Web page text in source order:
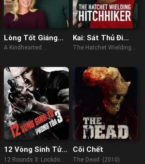
Lòng Tốt Giáng
Sinh
A Kindhearted
Kai: Sát Thủ Đi
Nhờ Xe
The Hatchet Wielding
12 Vòng Sinh Tử
3: Phong Tỏa
12 Rounds 3: Lockdown
Cõi Chết
The Dead (2010)